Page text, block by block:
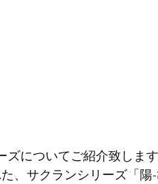
についてご紹介致します
、サクランシリーズ「陽